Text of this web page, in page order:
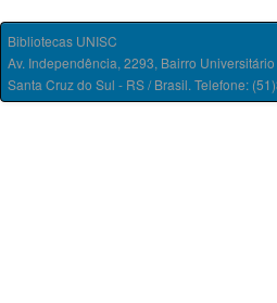
Bibliotecas UNISC
Av. Independência, 2293, Bairro
Santa Cruz do Sul - RS / Brasil. Telefone: